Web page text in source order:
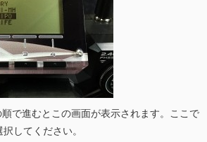
で進むとこの画面が表示されます。ここで
してください。